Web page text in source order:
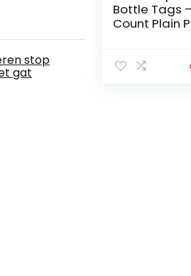
stop
gat
Bottle Tags
Count Plain